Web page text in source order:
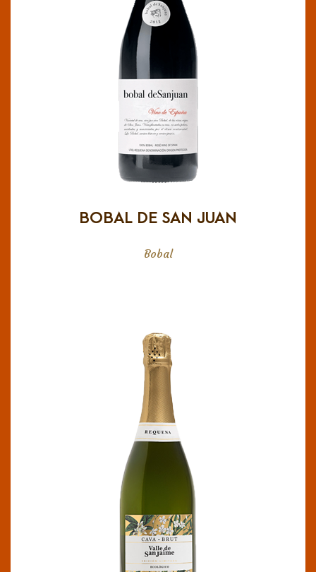
BOBAL DE SAN JUAN
Bobal
DO Utiel- Requena
Fermentado y madurado 10 meses en depósito
de cemento crudo. Rojo granate y ribete
púrpura. Intensa fragancia a frutos rojos, con
predominio de la fresa y un toque floral
seguido de notas especiadas. En boca es
elegante con entrada fresca y predominio de la
Equilibrio entre la fresca acidez y un tanino
VALLE SAN JAIME BRUT
Este cava ecológico levantino de producción
limitada se distingue por su frescura, una fina y
expresiva burbuja y marcados aromas afrutados.